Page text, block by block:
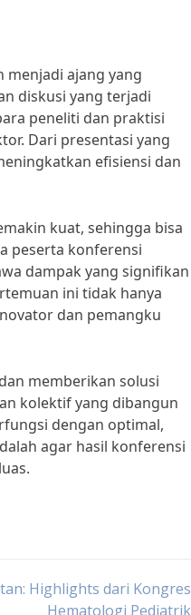
ajang yang
diskusi yang terjadi
peneliti dan praktisi
Dari presentasi yang
efisiensi dan
kuat, sehingga bisa
peserta konferensi
dampak yang signifikan
ini tidak hanya
dan pemangku
memberikan solusi
kolektif yang dibangun
dengan optimal,
agar hasil konferensi
Highlights dari Kongres
Hematologi Pediatrik